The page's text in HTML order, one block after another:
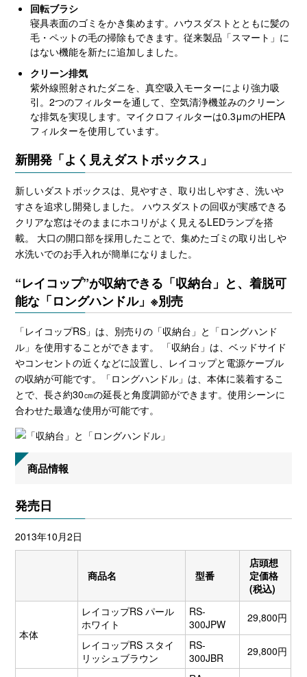
回転ブラシ
寝具表面のゴミをかき集めます。ハウスダストとともに髪の
毛・ペットの毛の掃除もできます。従来製品「スマート」に
はない機能を新たに追加しました。
クリーン排気
紫外線照射されたダニを、真空吸入モーターにより強力吸
引。2つのフィルターを通して、空気清浄機並みのクリーン
な排気を実現します。マイクロフィルターは0.3μmのHEPA
フィルターを使用しています。
新開発「よく見えダストボックス」
新しいダストボックスは、見やすさ、取り出しやすさ、洗いや
すさを追求し開発しました。 ハウスダストの回収が実感できる
クリアな窓はそのままにホコリがよく見えるLEDランプを搭
載。 大口の開口部を採用したことで、集めたゴミの取り出しや
水洗いでのお手入れが簡単になりました。
“レイコップ”が収納できる「収納台」と、着脱可
能な「ロングハンドル」※別売
「レイコップRS」は、別売りの「収納台」と「ロングハンド
ル」を使用することができます。 「収納台」は、ベッドサイド
やコンセントの近くなどに設置し、レイコップと電源ケーブル
の収納が可能です。「ロングハンドル」は、本体に装着するこ
とで、長さ約30㎝の延長と角度調節ができます。使用シーンに
合わせた最適な使用が可能です。
商品情報
発売日
2013年10月2日
商品名 型番
店頭想
定価格
(税込)
本体
レイコップRS パール
ホワイト
RS-
300JPW
29,800円
レイコップRS スタイ
リッシュブラウン
RS-
300JBR
29,800円